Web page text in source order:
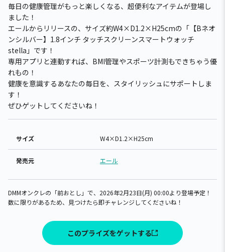
毎日の健康管理がもっと楽しくなる、超便利なアイテムが登場し
ました！
エールからリリースの、サイズ約W4×D1.2×H25cmの「【Bネオ
ンシルバー】1.8インチ タッチスクリーンスマートウォッチ
stella」です！
専用アプリと連動すれば、BMI管理やスポーツ計測もできちゃう優
れもの！
健康を意識するあなたの毎日を、スタイリッシュにサポートしま
す！
ぜひゲットしてくださいね！
サイズ W4×D1.2×H25cm
発売元 エール
DMMオンクレの「前おとし」で、2026年2月23日(月) 00:00より登場予定！
数に限りがあるため、見つけたら即チャレンジしてくださいね！
このプライズをゲットする